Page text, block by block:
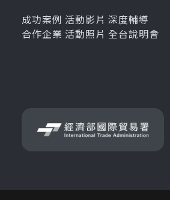
成功案例
合作企業
活動影片
活動照片
深度輔導
全台說明會